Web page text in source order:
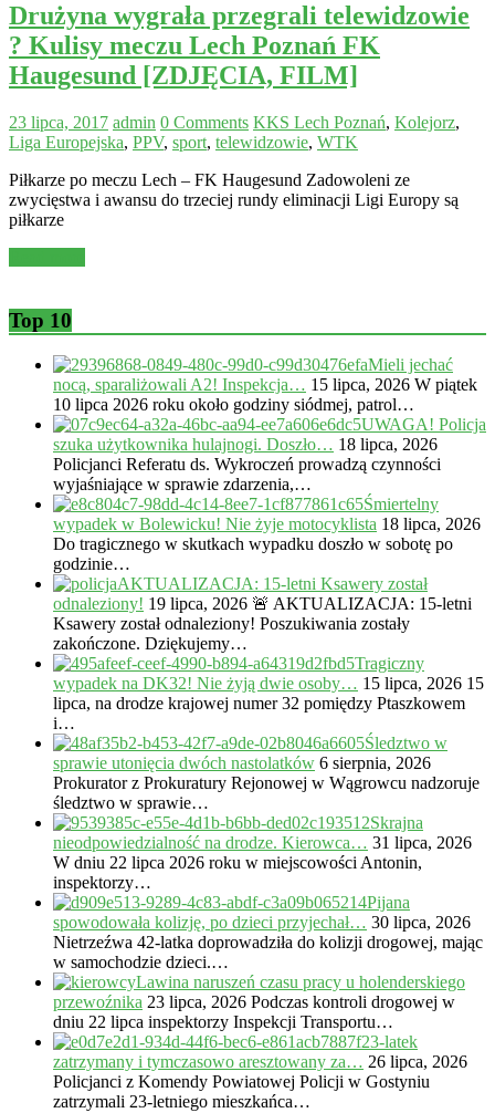
Drużyna wygrała przegrali telewidzowie
? Kulisy meczu Lech Poznań FK
Haugesund [ZDJĘCIA, FILM]
23 lipca, 2017 admin 0 Comments KKS Lech Poznań, Kolejorz,
Liga Europejska, PPV, sport, telewidzowie, WTK
Piłkarze po meczu Lech – FK Haugesund Zadowoleni ze
zwycięstwa i awansu do trzeciej rundy eliminacji Ligi Europy są
piłkarze
Top 10
Mieli jechać
nocą, sparaliżowali A2! Inspekcja… 15 lipca, 2026 W piątek
10 lipca 2026 roku około godziny siódmej, patrol…
UWAGA! Policja
szuka użytkownika hulajnogi. Doszło… 18 lipca, 2026
Policjanci Referatu ds. Wykroczeń prowadzą czynności
wyjaśniające w sprawie zdarzenia,…
Śmiertelny
wypadek w Bolewicku! Nie żyje motocyklista 18 lipca, 2026
Do tragicznego w skutkach wypadku doszło w sobotę po
godzinie…
AKTUALIZACJA: 15-letni Ksawery został
odnaleziony! 19 lipca, 2026 🚨 AKTUALIZACJA: 15-letni
Ksawery został odnaleziony! Poszukiwania zostały
zakończone. Dziękujemy…
Tragiczny
wypadek na DK32! Nie żyją dwie osoby… 15 lipca, 2026 15
lipca, na drodze krajowej numer 32 pomiędzy Ptaszkowem
i…
Śledztwo w
sprawie utonięcia dwóch nastolatków 6 sierpnia, 2026
Prokurator z Prokuratury Rejonowej w Wągrowcu nadzoruje
śledztwo w sprawie…
Skrajna
nieodpowiedzialność na drodze. Kierowca… 31 lipca, 2026
W dniu 22 lipca 2026 roku w miejscowości Antonin,
inspektorzy…
Pijana
spowodowała kolizję, po dzieci przyjechał… 30 lipca, 2026
Nietrzeźwa 42-latka doprowadziła do kolizji drogowej, mając
w samochodzie dzieci.…
Lawina naruszeń czasu pracy u holenderskiego
przewoźnika 23 lipca, 2026 Podczas kontroli drogowej w
dniu 22 lipca inspektorzy Inspekcji Transportu…
23-latek
zatrzymany i tymczasowo aresztowany za… 26 lipca, 2026
Policjanci z Komendy Powiatowej Policji w Gostyniu
zatrzymali 23-letniego mieszkańca…